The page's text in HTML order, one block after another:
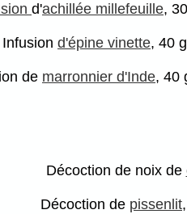
d'achillée millefeuille,
Infusion d'épine vinette, 40
de marronnier d'Inde, 40
Décoction de noix de
Décoction de pissenlit